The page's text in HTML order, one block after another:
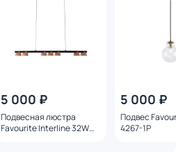
5 000 ₽
Подвесная люстра
Favourite Interline 32W
5 000 ₽
Подвес
4267-1P